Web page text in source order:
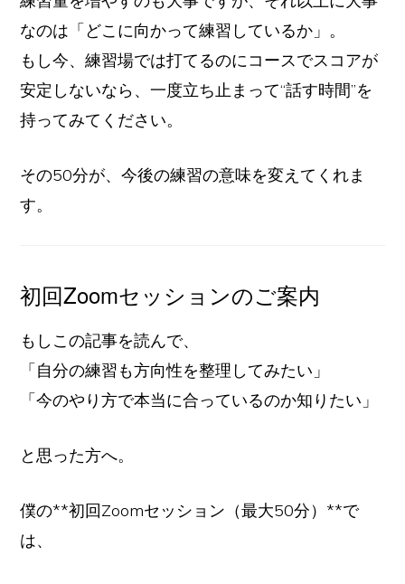
なのは「どこに向かって練習しているか」。
もし今、練習場では打てるのにコースでスコアが
安定しないなら、一度立ち止まって“話す時間”を
持ってみてください。
その50分が、今後の練習の意味を変えてくれま
す。
初回Zoomセッションのご案内
もしこの記事を読んで、
「自分の練習も方向性を整理してみたい」
「今のやり方で本当に合っているのか知りたい」
と思った方へ。
僕の**初回Zoomセッション（最大50分）**で
は、